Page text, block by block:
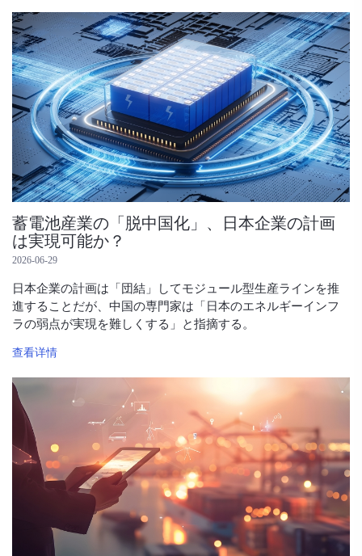
蓄電池産業の「脱中国化」、日本企業の計画
は実現可能か？
2026-06-29
日本企業の計画は「団結」してモジュール型生産ラインを推
進することだが、中国の専門家は「日本のエネルギーインフ
ラの弱点が実現を難しくする」と指摘する。
查看详情